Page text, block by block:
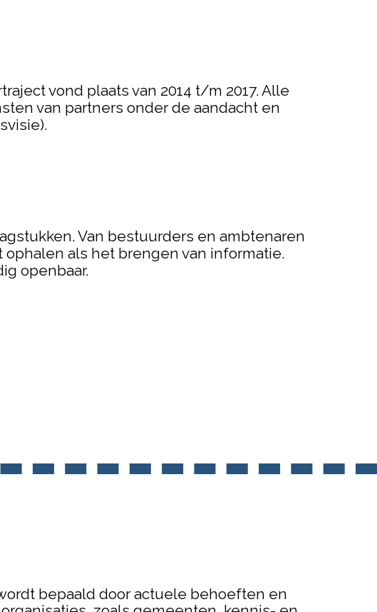
vond plaats van 2014 t/m 2017. Alle
van partners onder de aandacht en
Van bestuurders en ambtenaren
als het brengen van informatie.
openbaar.
bepaald door actuele behoeften en